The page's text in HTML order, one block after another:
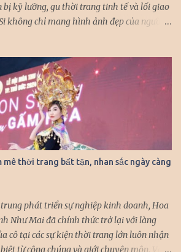
bị kỹ lưỡng, gu thời trang tinh tế và lối giao
không chỉ mang hình ảnh đẹp của người
mang đến khán giả những hình ảnh xinh
mong muốn giới thiệu, quảng bá cho
ảnh ấn tượng của đất nước, con người
tiếng anh lưu loát, Quyn Si luôn được bắt
rỡ, giao tiếp tự nhiên với những nhân vật
ngộ trong các sự kiện quốc tế. Quyn Si
thăng hạng nhan sắc, cô nhận được sự
và truyền thông mỗi khi xuất hiện.
vai trần gợi cảm, bó sát tôn đường cong
hợp trang sức...
mê thời trang bất tận, nhan sắc ngày càng
phát triển sự nghiệp kinh doanh, Hoa
Như Mai đã chính thức trở lại với làng
cô tại các sự kiện thời trang lớn luôn nhận
từ công chúng và giới chuyên môn. Với